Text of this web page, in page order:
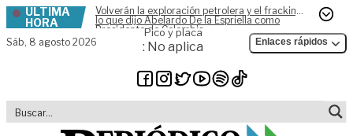
Skip to content
ÚLTIMA
HORA
Volverán la exploración petrolera y el fracking,
lo que dijo Abelardo De la Espriella como
Presidente de Colombia
Sáb, 8 agosto 2026
Pico y placa
: No aplica Enlaces rápidos